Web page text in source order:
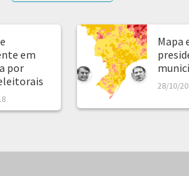
em
por
Mapa
28/10/